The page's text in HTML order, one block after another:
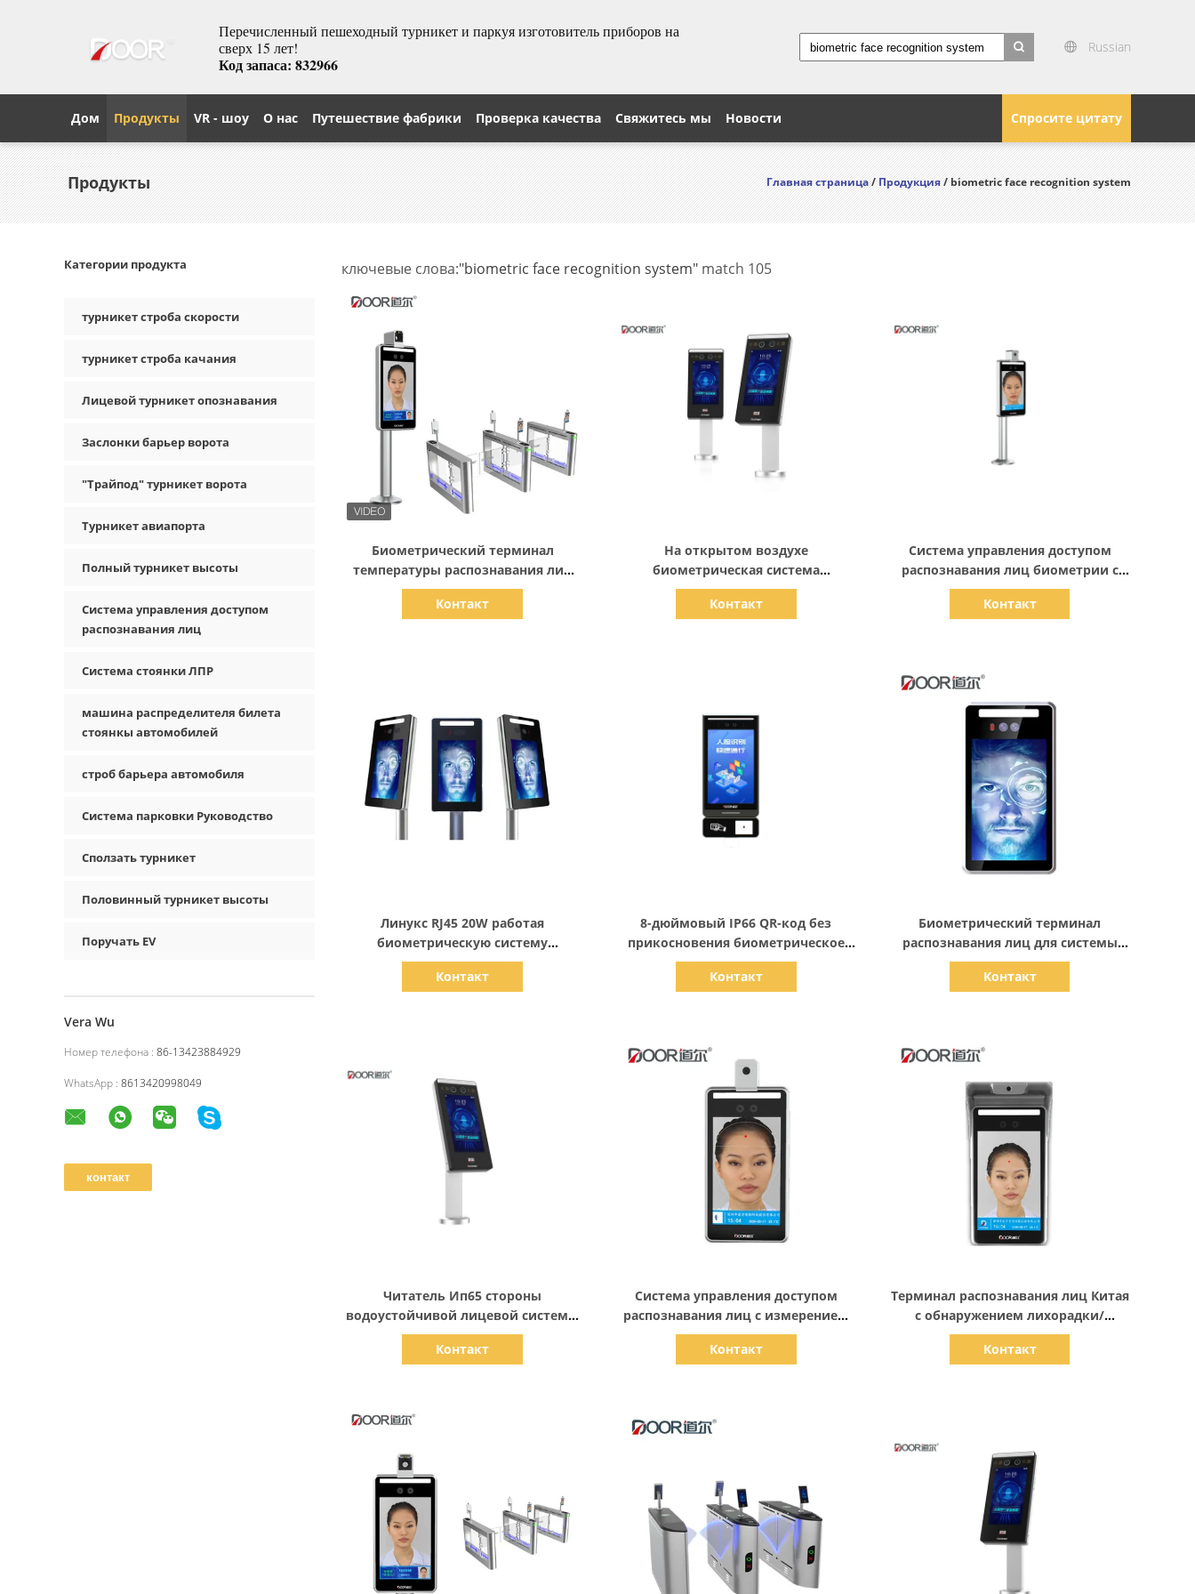
Перечисленный пешеходный турникет и паркуя изготовитель приборов на
сверх 15 лет!
Код запаса: 832966
Russian
Спросите цитату
Дом Продукты VR - шоу О нас Путешествие фабрики Проверка качества Свяжитесь мы Новости
Продукты Главная страница/Продукция/ biometric face recognition system
Категории продукта
турникет строба скорости
турникет строба качания
Лицевой турникет опознавания
Заслонки барьер ворота
"Трайпод" турникет ворота
Турникет авиапорта
Полный турникет высоты
Система управления доступом
распознавания лиц
Система стоянки ЛПР
машина распределителя билета
стоянкы автомобилей
строб барьера автомобиля
Система парковки Руководство
Сползать турникет
Половинный турникет высоты
Поручать EV
Vera Wu
Номер телефона : 86-13423884929
WhatsApp : 8613420998049
ключевые слова:"biometric face recognition system" match 105
Биометрический терминал
температуры распознавания лиц
IP65
Контакт
На открытом воздухе
биометрическая система
распознавания лиц Ип65/
биометрическая система
Контакт
Система управления доступом
распознавания лиц биометрии с
измерением температуры
Контакт
Линукс RJ45 20W работая
биометрическую систему
распознавания лиц
Контакт
8-дюймовый IP66 QR-код без
прикосновения биометрическое
распознавание лица терминал
контроля доступа для легкого и
Контакт
Биометрический терминал
распознавания лиц для системы
управления доступом входа
Контакт
Читатель Ип65 стороны
водоустойчивой лицевой системы
доступа двери опознавания
биометрический
Контакт
Система управления доступом
распознавания лиц с измерением
температуры для турникетов
Контакт
Терминал распознавания лиц Китая
с обнаружением лихорадки/
проверкой маски
Контакт